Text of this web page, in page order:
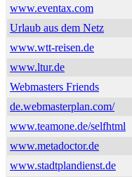
www.eventax.com
Urlaub aus dem Netz
www.wtt-reisen.de
www.ltur.de
Webmasters Friends
de.webmasterplan.com/
www.teamone.de/selfhtml
www.metadoctor.de
www.stadtplandienst.de